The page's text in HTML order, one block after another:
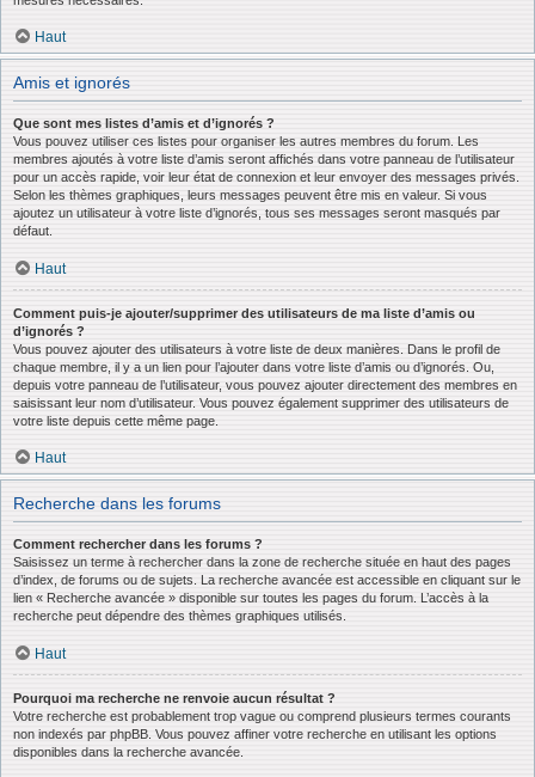
Haut
Amis et ignorés
Que sont mes listes d’amis et d’ignorés ?
Vous pouvez utiliser ces listes pour organiser les autres membres du forum. Les
membres ajoutés à votre liste d’amis seront affichés dans votre panneau de l’utilisateur
pour un accès rapide, voir leur état de connexion et leur envoyer des messages privés.
Selon les thèmes graphiques, leurs messages peuvent être mis en valeur. Si vous
ajoutez un utilisateur à votre liste d’ignorés, tous ses messages seront masqués par
défaut.
Haut
Comment puis-je ajouter/supprimer des utilisateurs de ma liste d’amis ou
d’ignorés ?
Vous pouvez ajouter des utilisateurs à votre liste de deux manières. Dans le profil de
chaque membre, il y a un lien pour l’ajouter dans votre liste d’amis ou d’ignorés. Ou,
depuis votre panneau de l’utilisateur, vous pouvez ajouter directement des membres en
saisissant leur nom d’utilisateur. Vous pouvez également supprimer des utilisateurs de
votre liste depuis cette même page.
Haut
Recherche dans les forums
Comment rechercher dans les forums ?
Saisissez un terme à rechercher dans la zone de recherche située en haut des pages
d’index, de forums ou de sujets. La recherche avancée est accessible en cliquant sur le
lien « Recherche avancée » disponible sur toutes les pages du forum. L’accès à la
recherche peut dépendre des thèmes graphiques utilisés.
Haut
Pourquoi ma recherche ne renvoie aucun résultat ?
Votre recherche est probablement trop vague ou comprend plusieurs termes courants
non indexés par phpBB. Vous pouvez affiner votre recherche en utilisant les options
disponibles dans la recherche avancée.